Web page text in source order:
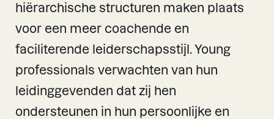
hiërarchische structuren maken plaats
voor een meer coachende en
faciliterende leiderschapsstijl. Young
professionals verwachten van hun
leidinggevenden dat zij hen
ondersteunen in hun persoonlijke en